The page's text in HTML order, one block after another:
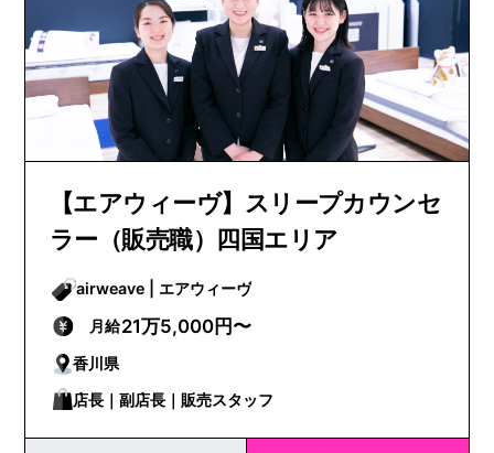
【エアウィーヴ】スリープカウンセ
ラー（販売職）四国エリア
airweave | エアウィーヴ
月給21万5,000円〜
香川県
店長｜副店長｜販売スタッフ